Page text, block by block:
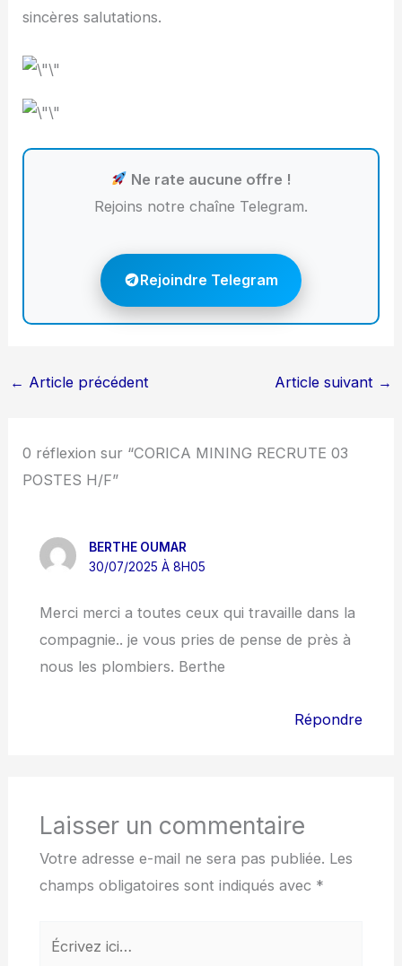
sincères salutations.
Ne rate aucune offre !
Rejoins notre chaîne Telegram.
Rejoindre Telegram
← Article précédent Article suivant →
0 réflexion sur “CORICA MINING RECRUTE 03
POSTES H/F”
BERTHE OUMAR
30/07/2025 À 8H05
Merci merci a toutes ceux qui travaille dans la
compagnie.. je vous pries de pense de près à
nous les plombiers. Berthe
Répondre
Laisser un commentaire
Votre adresse e-mail ne sera pas publiée. Les
champs obligatoires sont indiqués avec *
Écrivez